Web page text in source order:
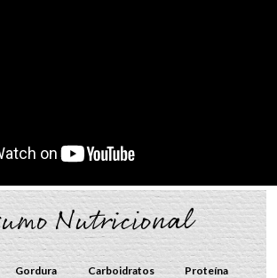
Nutricional
Gordura
Carboidratos
Proteína